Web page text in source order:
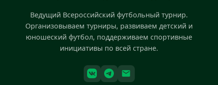
Ведущий Всероссийский футбольный турнир.
Организовываем турниры, развиваем детский и
юношеский футбол, поддерживаем спортивные
инициативы по всей стране.